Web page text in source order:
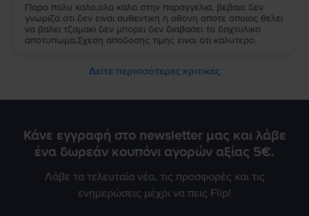
Παρα πολυ καλο,ολα καλα στην παραγγελια, βεβαια δεν
γνωριζα οτι δεν ειναι αυθεντικη η οθονη οποτε οποιος θελει
να βαλει τζαμακι δεν μπορει δεν διαβασει το δαχτυλικο
αποτυπωμα.Σχεση αποδοσης τιμης ειναι οτι καλυτερο.
Δείτε περισσότερες κριτικές
Κάνε εγγραφή στο newsletter μας και λάβε
ένα δωρεάν κουπόνι αγορών αξίας 5€.
Λάβε τα τελευταία νέα, τις προσφορές και τις
ενημερώσεις μέχρι να πεις Flip!